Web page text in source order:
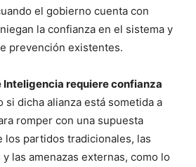
el gobierno cuenta con
la confianza en el sistema y
prevención existentes.
requiere confianza
si dicha alianza está sometida a
romper con una supuesta
los partidos tradicionales, las
las amenazas externas, como lo